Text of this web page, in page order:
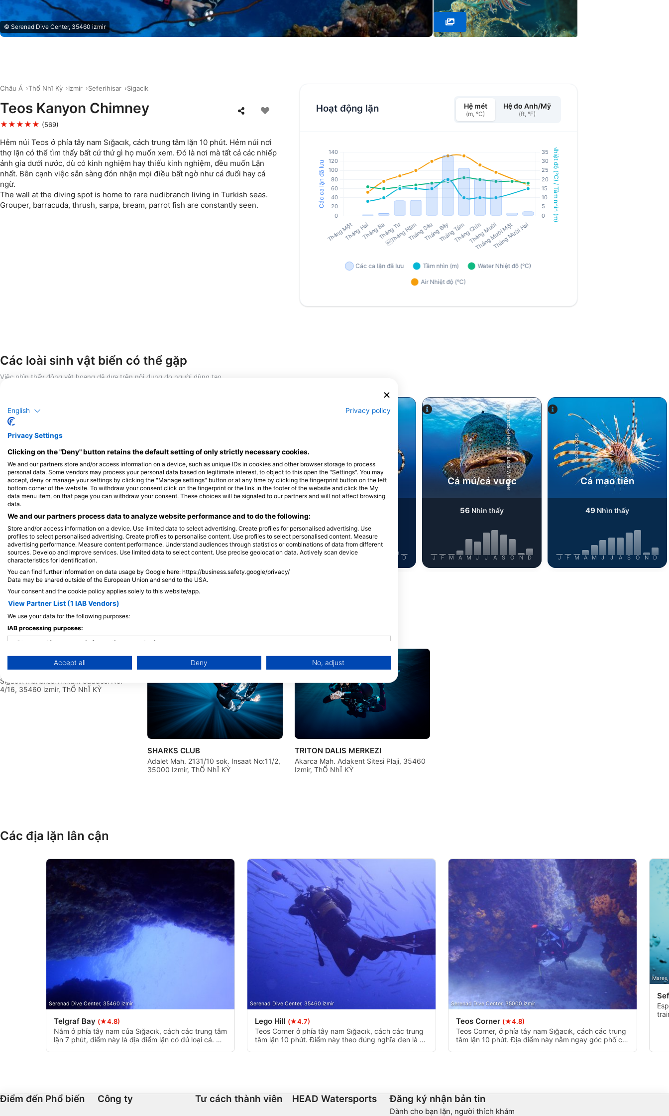
© Serenad Dive Center, 35460 izmir
Châu Á Thổ Nhĩ Kỳ Izmir Seferihisar Sigacik
Teos Kanyon Chimney
★★★★★ (569)
Hẻm núi Teos ở phía tây nam Sığacık, cách trung tâm lặn 10 phút. Hẻm núi nơi
thợ lặn có thể tìm thấy bất cứ thứ gì họ muốn xem. Đó là nơi mà tất cả các nhiếp
ảnh gia dưới nước, dù có kinh nghiệm hay thiếu kinh nghiệm, đều muốn Lặn
nhất. Bên cạnh việc sẵn sàng đón nhận mọi điều bất ngờ như cá đuối hay cá
ngừ.
The wall at the diving spot is home to rare nudibranch living in Turkish seas.
Grouper, barracuda, thrush, sarpa, bream, parrot fish are constantly seen.
Hoạt động lặn Hệ mét
(m, °C)
Hệ đo Anh/Mỹ
(ft, °F)
Các loài sinh vật biển có thể gặp
Việc nhìn thấy động vật hoang dã dựa trên nội dung do người dùng tạo
Alamy-WaterFrame
Cá chình biển
J F M A M
iStock-Global_Pics
Cá nhồng
S
Alamy/Reinhard Dirscherl
Bạch tuộc
D
Shutterstock-Henry_and_Laura_Whittaker
Cá mú/cá vược
56 Nhìn thấy
J F M A M J J A S O N D
iStock/cinoby
Cá mao tiên
49 Nhìn thấy
J F M A M J J A S O N D
Các trung tâm lặn phục vụ tại điểm lặn này
Serenad Dive Center, Adem Gürsoy
Sigacik mahallesi Akkum Caddesi No:
4/16, 35460 izmir, ThỔ NhĨ KỲ
SHARKS CLUB
Adalet Mah. 2131/10 sok. Insaat No:11/2,
35000 Izmir, ThỔ NhĨ KỲ
TRITON DALIS MERKEZI
Akarca Mah. Adakent Sitesi Plaji, 35460
Izmir, ThỔ NhĨ KỲ
Các địa lặn lân cận
Serenad Dive Center, 35460 izmir
Telgraf Bay (★4.8)
Nằm ở phía tây nam của Sığacık, cách các trung tâm
lặn 7 phút, điểm này là địa điểm lặn có đủ loại cá. Nơi
Serenad Dive Center, 35460 izmir
Lego Hill (★4.7)
Teos Corner ở phía tây nam Sığacık, cách các trung
tâm lặn 10 phút. Điểm này theo đúng nghĩa đen là ở
Serenad Dive Center, 35000 izmir
Teos Corner (★4.8)
Teos Corner, ở phía tây nam Sığacık, cách các trung
tâm lặn 10 phút. Địa điểm này nằm ngay góc phố cổ
Điểm đến Phổ biến Công ty Tư cách thành viên HEAD Watersports Đăng ký nhận bản tin
Dành cho bạn lặn, người thích khám
English Privacy policy
Privacy Settings
Clicking on the "Deny" button retains the default setting of only strictly necessary cookies.
We and our partners store and/or access information on a device, such as unique IDs in cookies and other browser storage to process
personal data. Some vendors may process your personal data based on legitimate interest, to object to this open the "Settings". You may
accept, deny or manage your settings by clicking the "Manage settings" button or at any time by clicking the fingerprint button on the left
bottom corner of the website. To withdraw your consent click on the fingerprint or the link in the footer of the website and click the My
data menu item, on that page you can withdraw your consent. These choices will be signaled to our partners and will not affect browsing
data.
We and our partners process data to analyze website performance and to do the following:
Store and/or access information on a device. Use limited data to select advertising. Create profiles for personalised advertising. Use
profiles to select personalised advertising. Create profiles to personalise content. Use profiles to select personalised content. Measure
advertising performance. Measure content performance. Understand audiences through statistics or combinations of data from different
sources. Develop and improve services. Use limited data to select content. Use precise geolocation data. Actively scan device
characteristics for identification.
You can find further information on data usage by Google here: https://business.safety.google/privacy/
Data may be shared outside of the European Union and send to the USA.
Your consent and the cookie policy applies solely to this website/app.
View Partner List (1 IAB Vendors)
We use your data for the following purposes:
IAB processing purposes:
Store and/or access information on a device
Use limited data to select advertising
Create profiles for personalised advertising
IAB Special Features:
Use precise geolocation data
Identify devices based on information actively requested
Non-IAB processing purposes:
Performance
Advertising
Accept all Deny No, adjust